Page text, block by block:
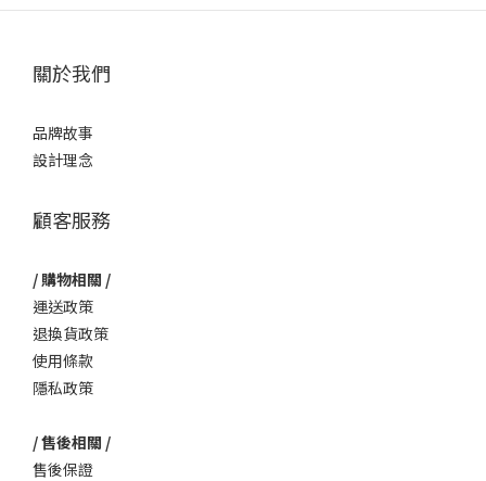
關於我們
品牌故事
設計理念
顧客服務
/ 購物相關 /
運送政策
退換貨政策
使用條款
隱私政策
/ 售後相關 /
售後保證